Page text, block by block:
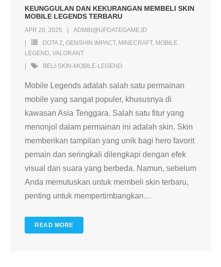
KEUNGGULAN DAN KEKURANGAN MEMBELI SKIN
MOBILE LEGENDS TERBARU
APR 20, 2025
ADMIN@UPDATEGAME.ID
DOTA 2, GENSHIN IMPACT, MINECRAFT, MOBILE
LEGEND, VALORANT
BELI-SKIN-MOBILE-LEGEND
Mobile Legends adalah salah satu permainan
mobile yang sangat populer, khususnya di
kawasan Asia Tenggara. Salah satu fitur yang
menonjol dalam permainan ini adalah skin. Skin
memberikan tampilan yang unik bagi hero favorit
pemain dan seringkali dilengkapi dengan efek
visual dan suara yang berbeda. Namun, sebelum
Anda memutuskan untuk membeli skin terbaru,
penting untuk mempertimbangkan…
READ MORE